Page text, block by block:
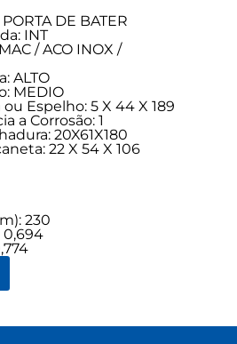
PORTA DE BATER
INT
/ ACO INOX /
ALTO
MEDIO
Espelho: 5 X 44 X 189
a Corrosão: 1
20X61X180
22 X 54 X 106
230
0,694